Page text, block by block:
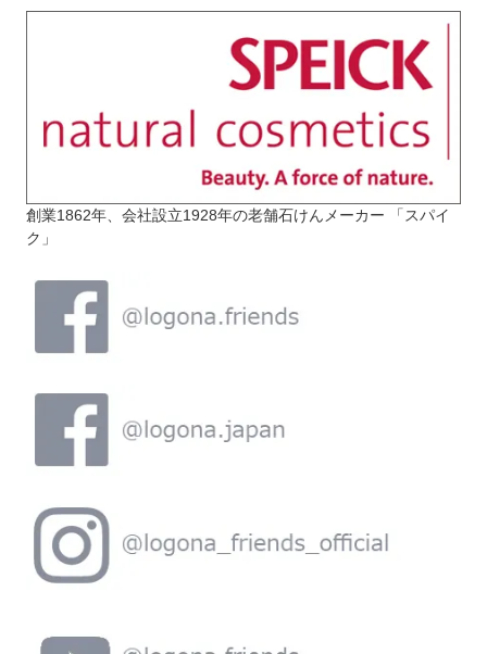
創業1862年、会社設立1928年の老舗石けんメーカー 「スパイ
ク」